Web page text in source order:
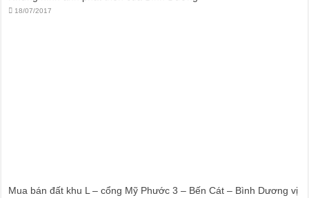
18/07/2017
Mua bán đất khu L – cổng Mỹ Phước 3 – Bến Cát – Bình Dương vị